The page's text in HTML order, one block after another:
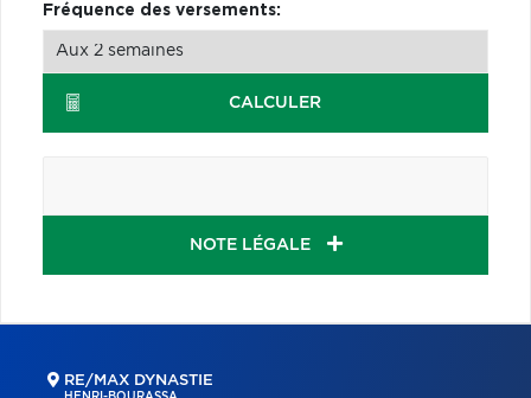
Fréquence des versements:
CALCULER
NOTE LÉGALE
RE/MAX DYNASTIE